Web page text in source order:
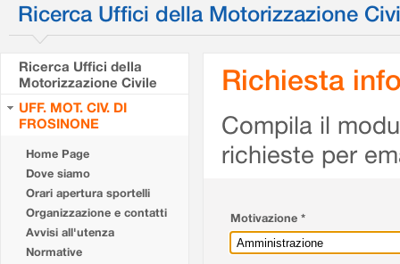
Ricerca Uffici della Motorizzazione
Ricerca Uffici della
Motorizzazione Civile
UFF. MOT. CIV. DI
FROSINONE
Home Page
Dove siamo
Orari apertura sportelli
Organizzazione e contatti
Avvisi all'utenza
Normative
Richiesta
Compila il
richieste per
Motivazione *